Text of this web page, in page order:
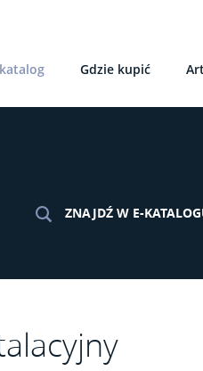
Gdzie kupić
ZNAJDŹ W E-